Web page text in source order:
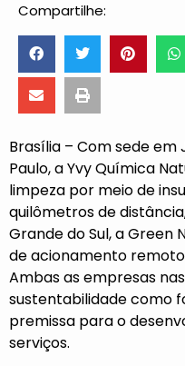
Compartilhe:
Brasília – Com sede em
Paulo, a Yvy Química
limpeza por meio de
quilômetros de
Grande do Sul, a Green
de acionamento
Ambas as empresas
sustentabilidade como
premissa para o
serviços.